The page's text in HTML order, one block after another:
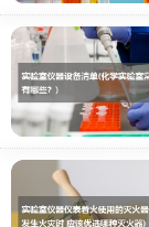
网络推广
准客户需求是
龄层居多，他
不是爱学习，是
把客户搞
了。